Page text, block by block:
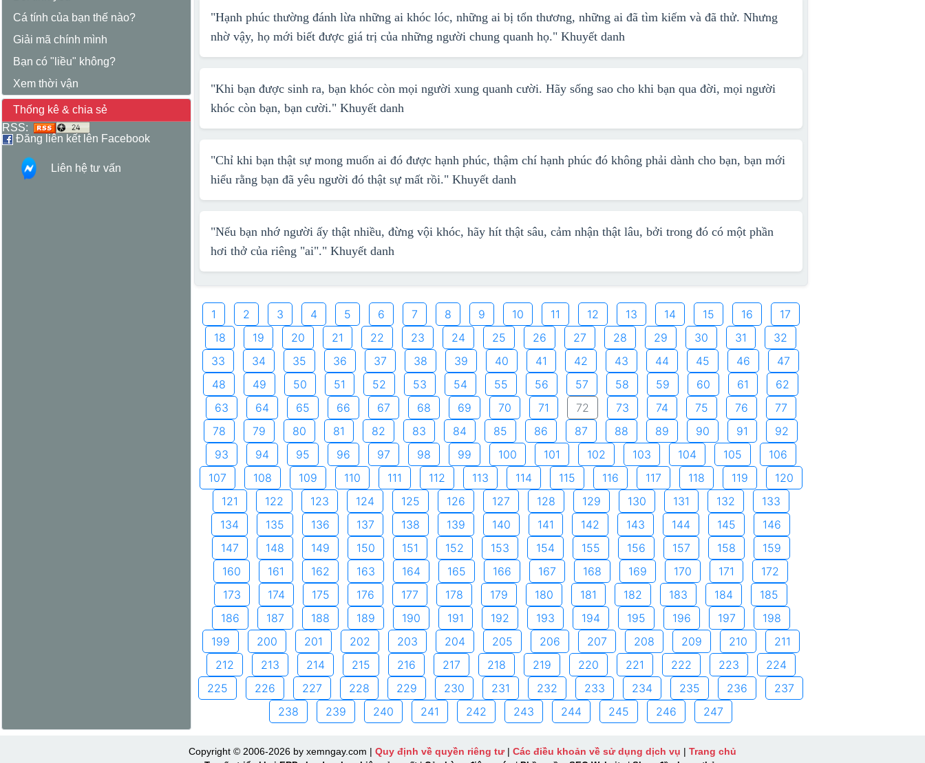
Cá tính của bạn thế nào?
Giải mã chính mình
Bạn có "liều" không?
Xem thời vận
Thống kê & chia sẻ
RSS:
Đăng liên kết lên Facebook
Liên hệ tư vấn
"Hạnh phúc thường đánh lừa những ai khóc lóc, những ai bị tổn thương, những ai đã tìm kiếm và đã thử. Nhưng
nhờ vậy, họ mới biết được giá trị của những người chung quanh họ." Khuyết danh
"Khi bạn được sinh ra, bạn khóc còn mọi người xung quanh cười. Hãy sống sao cho khi bạn qua đời, mọi người
khóc còn bạn, bạn cười." Khuyết danh
"Chỉ khi bạn thật sự mong muốn ai đó được hạnh phúc, thậm chí hạnh phúc đó không phải dành cho bạn, bạn mới
hiểu rằng bạn đã yêu người đó thật sự mất rồi." Khuyết danh
"Nếu bạn nhớ người ấy thật nhiều, đừng vội khóc, hãy hít thật sâu, cảm nhận thật lâu, bởi trong đó có một phần
hơi thở của riêng "ai"." Khuyết danh
1 2 3 4 5 6 7 8 9 10 11 12 13 14 15 16
17
18
19 20 21 22 23 24 25 26 27 28 29 30 31
32
33
34 35 36 37 38 39 40 41 42 43 44 45 46
47
48
49 50 51 52 53 54 55 56 57 58 59 60 61
62
63
64 65 66 67 68 69 70 71 72 73 74 75 76
77
78
79 80 81 82 83 84 85 86 87 88 89 90 91
92
93
94 95 96 97 98 99 100 101 102 103 104 105
106
107
108 109 110 111 112 113 114 115 116 117 118 119
120
121
122 123 124 125 126 127 128 129 130 131 132
133
134
135 136 137 138 139 140 141 142 143 144 145
146
147
148 149 150 151 152 153 154 155 156 157 158
159
160
161 162 163 164 165 166 167 168 169 170 171
172
173
174 175 176 177 178 179 180 181 182 183 184
185
186
187 188 189 190 191 192 193 194 195 196 197
198
199
200 201 202 203 204 205 206 207 208 209 210
211
212
213 214 215 216 217 218 219 220 221 222 223
224
225
226 227 228 229 230 231 232 233 234 235 236
237
238
239 240 241 242 243 244 245 246 247
Copyright © 2006-2026 by xemngay.com | Quy định về quyền riêng tư| Các điều khoản về sử dụng dịch vụ | Trang chủ